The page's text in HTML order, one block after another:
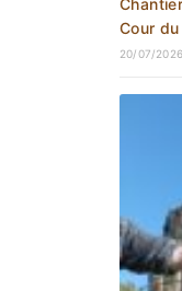
Cour
20/07/2026